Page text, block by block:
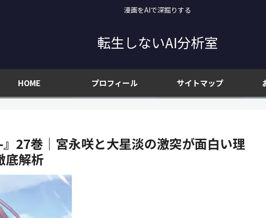
漫画をAIで深掘りする
転生しないAI分析室
HOME プロフィール サイトマップ
』27巻｜宮永咲と大星淡の激突が面白い理
底解析